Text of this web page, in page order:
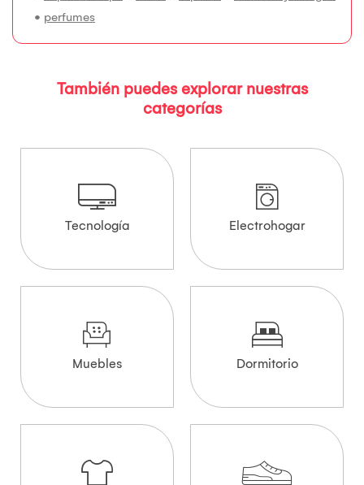
• perfumes
También puedes explorar nuestras
categorías
Tecnología Electrohogar
Muebles Dormitorio